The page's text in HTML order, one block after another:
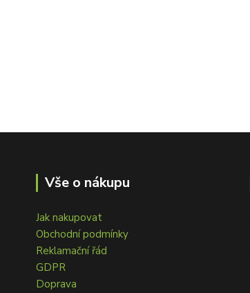
Vše o nákupu
Jak nakupovat
Obchodní podmínky
Reklamační řád
GDPR
Doprava